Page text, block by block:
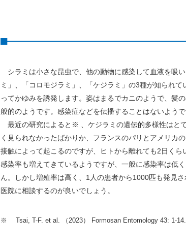
シラミは小さな昆虫で、他の動物に感染して血液を吸
ミ」、「コロモジラミ」、「ケジラミ」の3種が知られ
ってかゆみを誘発します。姿はまるでカニのようで、髪
般的のようです。感染症などを伝播することはないようで
最近の研究によると※ 、ケジラミの遺伝的多様性はと
く見られなかったばかりか、フランスのパリとアメリカ
接触によって起こるのですが、ヒトから離れても2日く
感染率も増えてきているようですが、一般に感染率は低
ん。しかし増殖率は高く、1人の患者から1000匹も発見
医院に相談するのが良いでしょう。
※ Tsai, T-F. et al. （2023） Formosan Entomology 43: 1-